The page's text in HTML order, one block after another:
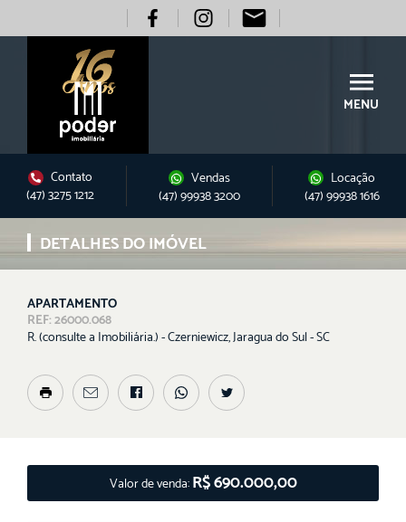
MENU
Contato
(47) 3275 1212
Vendas
(47) 99938 3200
Locação
(47) 99938 1616
DETALHES DO IMÓVEL
APARTAMENTO
REF: 26000.068
R. (consulte a Imobiliária.) - Czerniewicz, Jaragua do Sul - SC
Valor de venda:R$ 690.000,00